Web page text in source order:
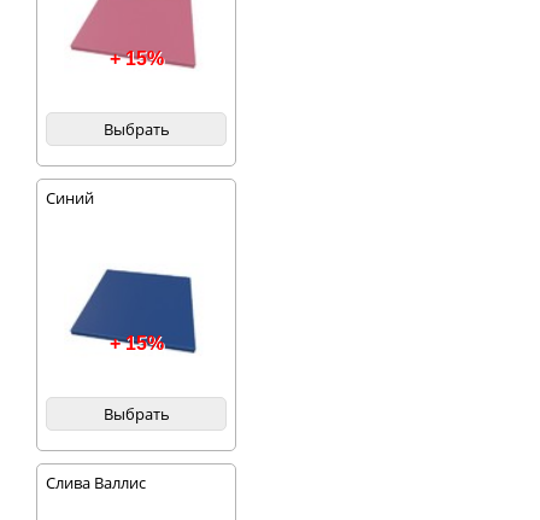
+ 15%
Выбрать
Синий
+ 15%
Выбрать
Слива Валлис